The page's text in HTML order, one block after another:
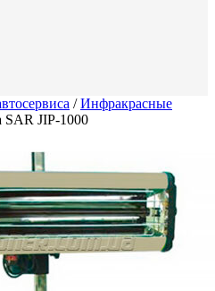
/Инфракрасные
SAR JIP-1000